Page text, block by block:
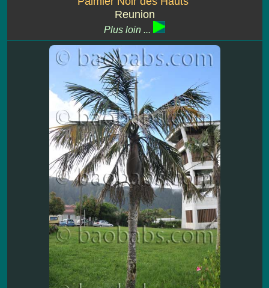
Reunion
Plus loin ...